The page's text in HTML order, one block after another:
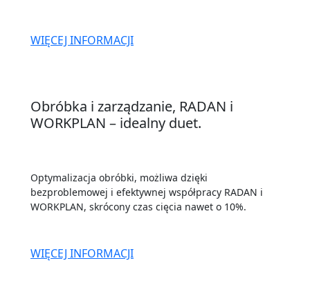
WIĘCEJ INFORMACJI
Obróbka i zarządzanie, RADAN i
WORKPLAN – idealny duet.
Optymalizacja obróbki, możliwa dzięki
bezproblemowej i efektywnej współpracy RADAN i
WORKPLAN, skrócony czas cięcia nawet o 10%.
WIĘCEJ INFORMACJI